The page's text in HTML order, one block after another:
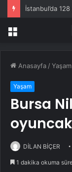
İstanbul’da
Menü
Anasayfa /Yaşam
Yaşam
Bursa
oyuncak
DİLAN BİÇER
1 dakika okuma